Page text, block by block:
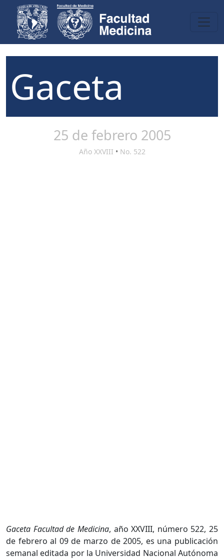
Gaceta
25 de febrero 2005
Año XXVIII • No. 522
Gaceta Facultad de Medicina, año XXVIII, número 522, 25
de febrero al 09 de marzo de 2005, es una publicación
semanal editada por la Universidad Nacional Autónoma